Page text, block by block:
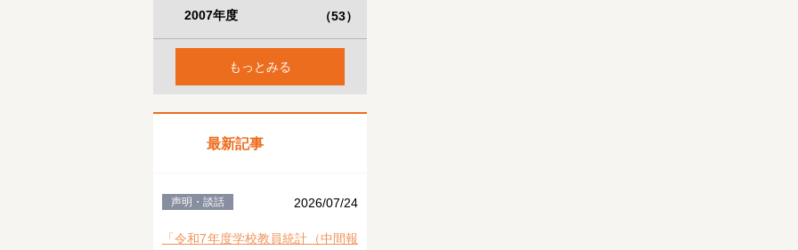
2007年度 （53）
もっとみる
最新記事
声明・談話 2026/07/24
「令和7年度学校教員統計（中間報